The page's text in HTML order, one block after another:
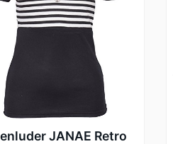
JANAE Retro